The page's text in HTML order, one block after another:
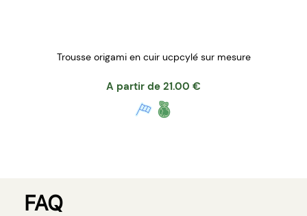
Trousse origami en cuir ucpcylé sur mesure
A partir de 21.00 €
FAQ